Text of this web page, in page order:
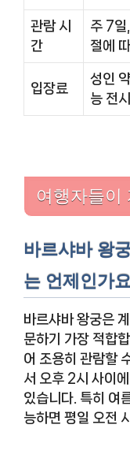
관람 시
간
주 7일
절에
입장료
성인
능 전
여행자들이
바르샤바 왕
는 언제인가
바르샤바 왕궁은
문하기 가장 적합
어 조용히 관람할
서 오후 2시 사이
있습니다. 특히 여
능하면 평일 오전